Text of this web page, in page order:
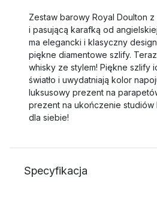
Zestaw barowy Royal Doulton
i pasującą karafką od
ma elegancki i klasyczny
piękne diamentowe szlify.
whisky ze stylem! Piękne szlify
światło i uwydatniają kolor
luksusowy prezent na
prezent na ukończenie studiów
dla siebie!
Specyfikacja